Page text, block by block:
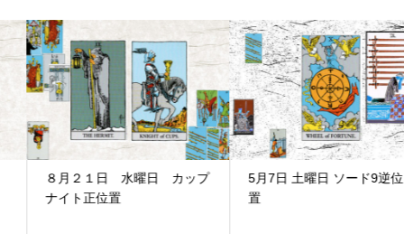
８月２１日 水曜日 カップ
ナイト正位置
5月7日 土曜日 ソード9逆位